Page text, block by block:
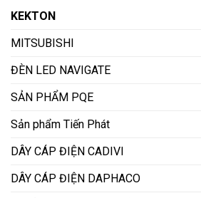
KEKTON
MITSUBISHI
ĐÈN LED NAVIGATE
SẢN PHẨM PQE
Sản phẩm Tiến Phát
DÂY CÁP ĐIỆN CADIVI
DÂY CÁP ĐIỆN DAPHACO